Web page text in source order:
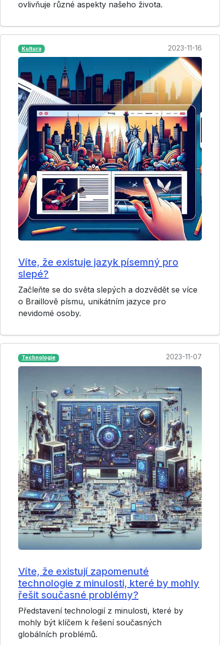
ovlivňuje různé aspekty našeho života.
Kultura 2023-11-16
Víte, že existuje jazyk písemný pro
slepé?
Začleňte se do světa slepých a dozvědět se více
o Braillově písmu, unikátním jazyce pro
nevidomé osoby.
Technologie 2023-11-07
Víte, že existují zapomenuté
technologie z minulosti, které by mohly
řešit současné problémy?
Představení technologií z minulosti, které by
mohly být klíčem k řešení současných
globálních problémů.